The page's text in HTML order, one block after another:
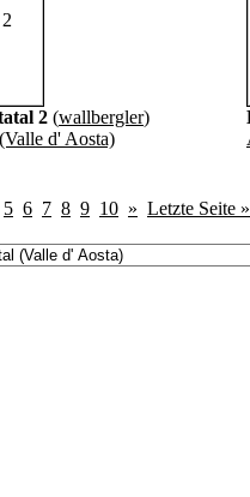
2 (wallbergler)
d' Aosta)
5 6 7 8 9 10 » Letzte Seite »